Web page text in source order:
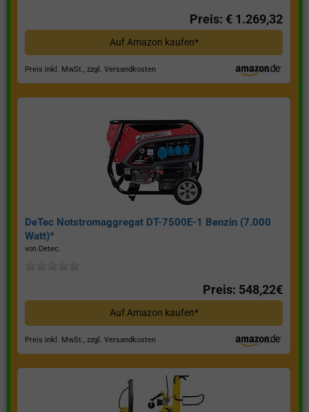
Preis: € 1.269,32
Auf Amazon kaufen*
Preis inkl. MwSt., zzgl. Versandkosten
DeTec Notstromaggregat DT-7500E-1 Benzin (7.000
Watt)*
von Detec.
Preis: 548,22€
Auf Amazon kaufen*
Preis inkl. MwSt., zzgl. Versandkosten